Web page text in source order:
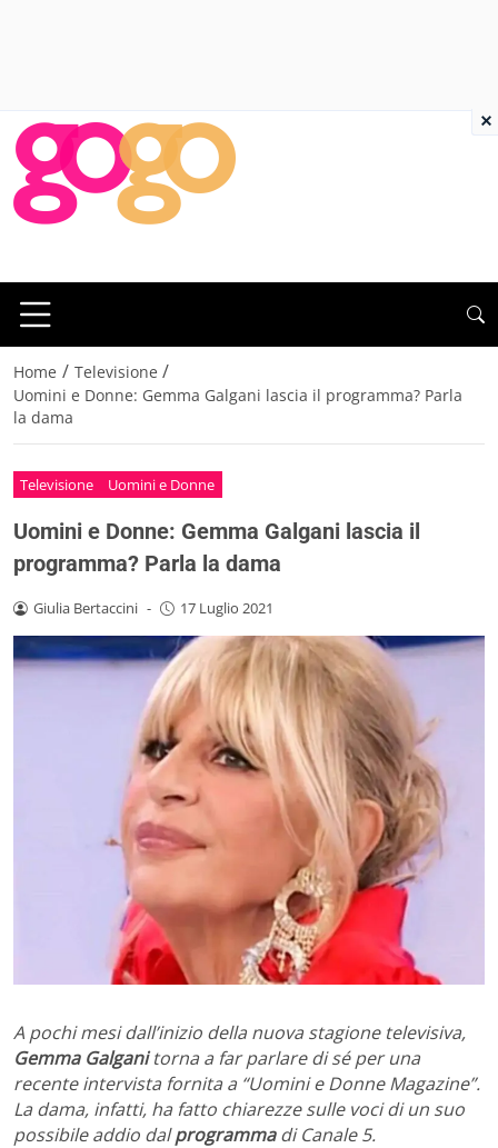
Home / Televisione /
Uomini e Donne: Gemma Galgani lascia il programma? Parla
la dama
Televisione Uomini e Donne
Uomini e Donne: Gemma Galgani lascia il
programma? Parla la dama
Giulia Bertaccini - 17 Luglio 2021
A pochi mesi dall’inizio della nuova stagione televisiva,
Gemma Galganitorna a far parlare di sé per una
recente intervista fornita a “Uomini e Donne Magazine”.
La dama, infatti, ha fatto chiarezze sulle voci di un suo
possibile addio dalprogrammadi Canale 5.
×